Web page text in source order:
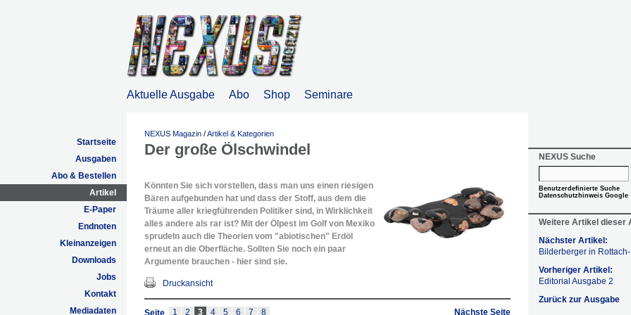
Aktuelle Ausgabe Abo Shop Seminare
Startseite
Ausgaben
Abo & Bestellen
Artikel
E-Paper
Endnoten
Kleinanzeigen
Downloads
Jobs
Kontakt
Mediadaten
NEXUS Magazin /Artikel & Kategorien
Der große Ölschwindel
Könnten Sie sich vorstellen, dass man uns einen riesigen
Bären aufgebunden hat und dass der Stoff, aus dem die
Träume aller kriegführenden Politiker sind, in Wirklichkeit
alles andere als rar ist? Mit der Ölpest im Golf von Mexiko
sprudeln auch die Theorien vom "abiotischen" Erdöl
erneut an die Oberfläche. Sollten Sie noch ein paar
Argumente brauchen - hier sind sie.
Druckansicht
Nächste Seite
Seite 1 2 3 4 5 6 7 8
NEXUS Suche
Benutzerdefinierte Suche
Datenschutzhinweis Google
Weitere Artikel dieser
Nächster Artikel:
Bilderberger in
Vorheriger Artikel:
Editorial Ausgabe 2
Zurück zur Ausgabe